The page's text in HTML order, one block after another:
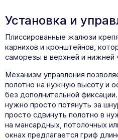
Установка и
Плиссированные жалюзи
карнихов и кронштейнов,
саморезы в верхней и нижней
Механизм управления
полотно на нужную высоту и
без дополнительной
нужно просто потянуть за
просто сдвинуть полотно в
на мансардных, потолочных
окнах предлагается гриф